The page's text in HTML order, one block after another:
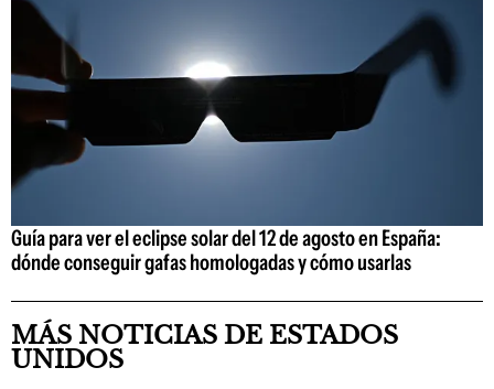
Guía para ver el eclipse solar del 12 de agosto en España:
dónde conseguir gafas homologadas y cómo usarlas
MÁS NOTICIAS DE ESTADOS
UNIDOS